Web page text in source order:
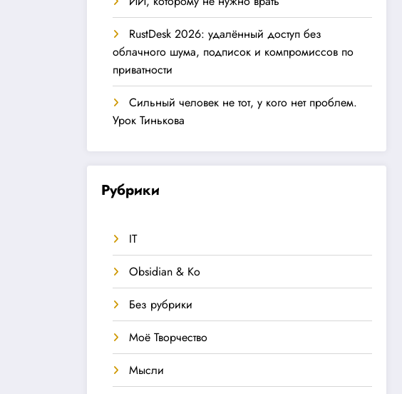
RustDesk 2026: удалённый доступ без
облачного шума, подписок и компромиссов по
приватности
Сильный человек не тот, у кого нет проблем.
Урок Тинькова
Рубрики
IT
Obsidian & Ко
Без рубрики
Моё Творчество
Мысли